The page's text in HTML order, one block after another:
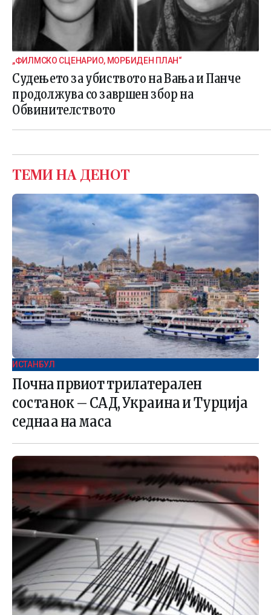
„ФИЛМСКО СЦЕНАРИО, МОРБИДЕН ПЛАН“
Судењето за убиството на Вања и Панче
продолжува со завршен збор на
Обвинителството
ТЕМИ НА ДЕНОТ
ИСТАНБУЛ
Почна првиот трилатерален
состанок – САД, Украина и Турција
седнаа на маса